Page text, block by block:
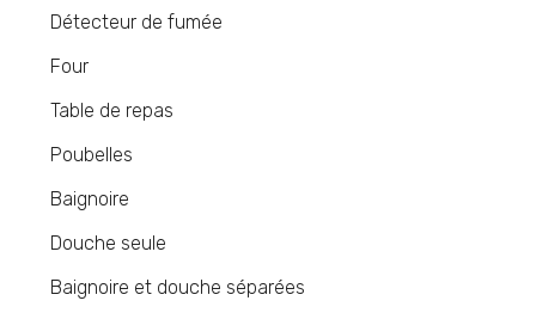
Détecteur de fumée
Four
Table de repas
Poubelles
Baignoire
Douche seule
Baignoire et douche séparées